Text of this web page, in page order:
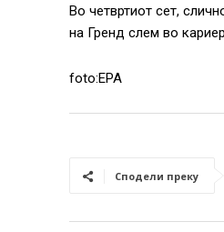
Во четвртиот сет,
на Гренд слем во
foto:EPA
Сподели преку